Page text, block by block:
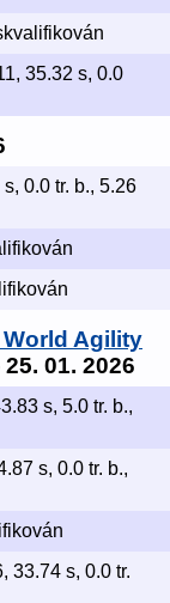
35.32 s, 0.0
0.0 tr. b., 5.26
Agility
01. 2026
s, 5.0 tr. b.,
s, 0.0 tr. b.,
33.74 s, 0.0 tr.